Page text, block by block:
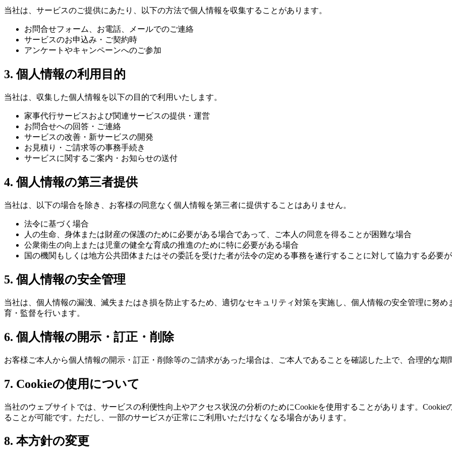
当社は、サービスのご提供にあたり、以下の方法で個人情報を収集することがあります。
お問合せフォーム、お電話、メールでのご連絡
サービスのお申込み・ご契約時
アンケートやキャンペーンへのご参加
3. 個人情報の利用目的
当社は、収集した個人情報を以下の目的で利用いたします。
家事代行サービスおよび関連サービスの提供・運営
お問合せへの回答・ご連絡
サービスの改善・新サービスの開発
お見積り・ご請求等の事務手続き
サービスに関するご案内・お知らせの送付
4. 個人情報の第三者提供
当社は、以下の場合を除き、お客様の同意なく個人情報を第三者に提供することはありません。
法令に基づく場合
人の生命、身体または財産の保護のために必要がある場合であって、ご本人の同意を得ることが困難な場合
公衆衛生の向上または児童の健全な育成の推進のために特に必要がある場合
国の機関もしくは地方公共団体またはその委託を受けた者が法令の定める事務を遂行することに対して協力する必要
5. 個人情報の安全管理
当社は、個人情報の漏洩、滅失またはき損を防止するため、適切なセキュリティ対策を実施し、個人情報の安全管理に努
育・監督を行います。
6. 個人情報の開示・訂正・削除
お客様ご本人から個人情報の開示・訂正・削除等のご請求があった場合は、ご本人であることを確認した上で、合理的な期
7. Cookieの使用について
当社のウェブサイトでは、サービスの利便性向上やアクセス状況の分析のためにCookieを使用することがあります。
ることが可能です。ただし、一部のサービスが正常にご利用いただけなくなる場合があります。
8. 本方針の変更